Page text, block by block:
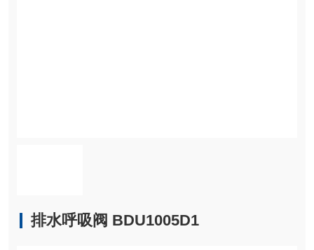
排水呼吸阀 BDU1005D1